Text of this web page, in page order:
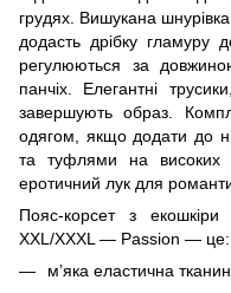
грудях. Вишукана
додасть дрібку гламуру
регулюються за
панчіх. Елегантні
завершують образ.
одягом, якщо додати до
та туфлями на високих
еротичний лук для
Пояс-корсет з
XXL/XXXL — Passion — це:
м’яка еластична